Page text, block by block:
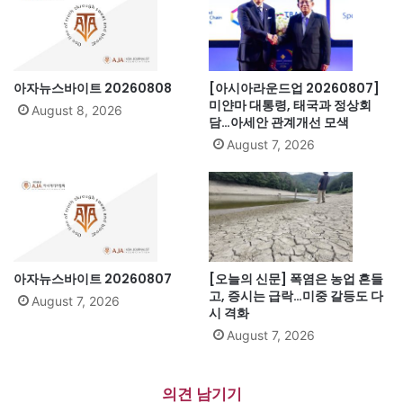
아자뉴스바이트 20260808
August 8, 2026
[아시아라운드업 20260807]
미얀마 대통령, 태국과 정상회
담…아세안 관계개선 모색
August 7, 2026
아자뉴스바이트 20260807
August 7, 2026
[오늘의 신문] 폭염은 농업 흔들
고, 증시는 급락…미중 갈등도 다
시 격화
August 7, 2026
의견 남기기